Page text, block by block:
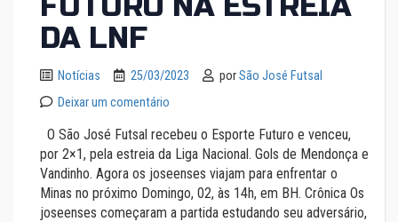
DA LNF
Notícias 25/03/2023 porSão José Futsal
Deixar um comentário
O São José Futsal recebeu o Esporte Futuro e venceu,
por 2×1, pela estreia da Liga Nacional. Gols de Mendonça e
Vandinho. Agora os joseenses viajam para enfrentar o
Minas no próximo Domingo, 02, às 14h, em BH. Crônica Os
joseenses começaram a partida estudando seu adversário,